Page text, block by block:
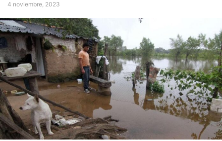
4 noviembre, 2023